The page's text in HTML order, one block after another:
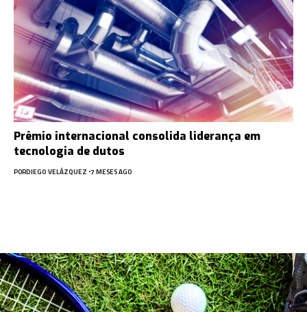
Prêmio internacional consolida liderança em
tecnologia de dutos
PORDIEGO VELÁZQUEZ 7 MESES AGO